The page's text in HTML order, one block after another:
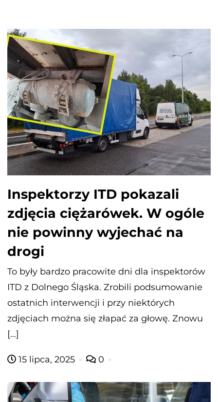
Inspektorzy ITD pokazali
zdjęcia ciężarówek. W ogóle
nie powinny wyjechać na
drogi
To były bardzo pracowite dni dla inspektorów
ITD z Dolnego Śląska. Zrobili podsumowanie
ostatnich interwencji i przy niektórych
zdjęciach można się złapać za głowę. Znowu
[…]
15 lipca, 2025 0